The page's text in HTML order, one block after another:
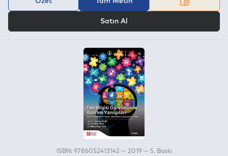
Satın Al
ISBN: 9786052413142 — 2019 — 5. Baskı